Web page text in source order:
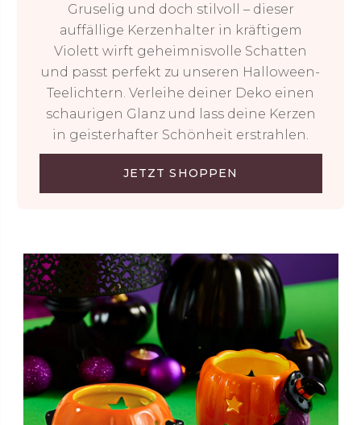
Gruselig und doch stilvoll – dieser
auffällige Kerzenhalter in kräftigem
Violett wirft geheimnisvolle Schatten
und passt perfekt zu unseren Halloween-
Teelichtern. Verleihe deiner Deko einen
schaurigen Glanz und lass deine Kerzen
in geisterhafter Schönheit erstrahlen.
JETZT SHOPPEN